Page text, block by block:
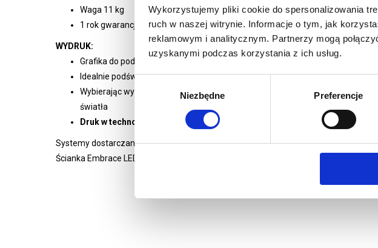
Wykorzystujemy pliki cookie do spersonalizowania
ruch w naszej witrynie. Informacje o tym, jak
reklamowym i analitycznym. Partnerzy mogą
uzyskanymi podczas korzystania z ich usług.
Wybór
Niezbędne Preferencje
Waga 11 kg
1 rok gwarancji na konstrukcję
WYDRUK:
Grafika do podświetleń drukowana na Poliester Backlit 260g/m2
Idealnie podświetlona i nasycona grafika
Wybierając wydruk jednostronny tylna grafika zostanie wykonania z tkaniny
światła
Druk w technologii sublimacyjnej
gwarantującej trwałość grafiki
Systemy dostarczane są w torbie oraz zapakowane w kartonie.
Ścianka Embrace LED dostępna jest w dwóch wymiarach: 3x3 i 3x4.